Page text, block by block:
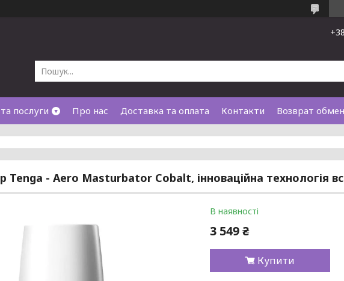
послуги Про нас Доставка та оплата Контакти Возврат обмен
Tenga - Aero Masturbator Cobalt, інноваційна технологія
В наявності
3 549 ₴
Купити